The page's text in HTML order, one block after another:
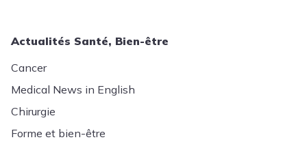
Actualités Santé, Bien-être
Cancer
Medical News in English
Chirurgie
Forme et bien-être